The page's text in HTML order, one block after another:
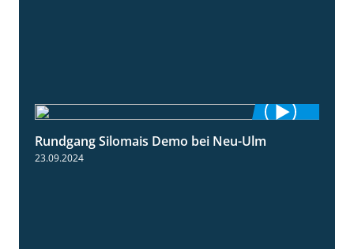
Rundgang Silomais Demo bei Neu-Ulm
23.09.2024